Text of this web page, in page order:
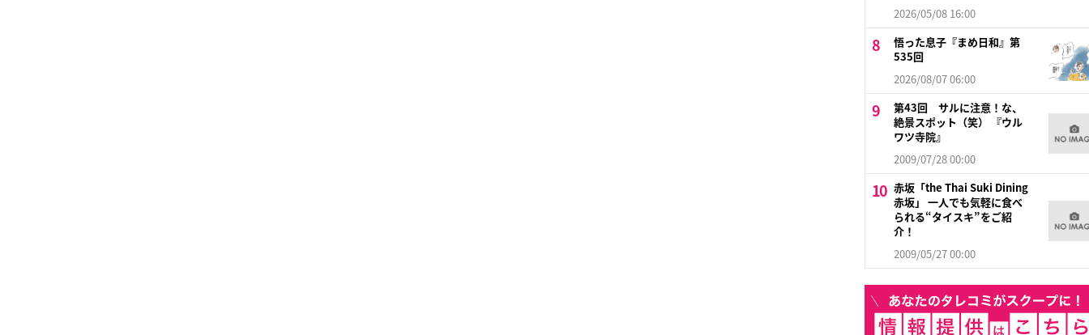
2026/05/08 16:00
悟った息子『まめ日和』第
535回
2026/08/07 06:00
第43回 サルに注意！な、
絶景スポット（笑） 『ウル
ワツ寺院』
2009/07/28 00:00
赤坂「the Thai Suki Dining
赤坂」 一人でも気軽に食べ
られる“タイスキ”をご紹
介！
2009/05/27 00:00